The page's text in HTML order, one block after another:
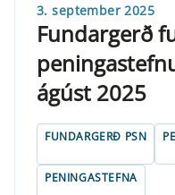
3. september 2025
Fundargerð
ágúst 2025
FUNDARGERÐ PSN
PENINGASTEFNA